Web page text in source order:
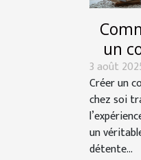
un
cosy
3 août
Créer un
chez soi
un
détente...